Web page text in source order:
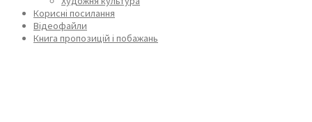
Корисні посилання
Відеофайли
Книга пропозицій і побажань